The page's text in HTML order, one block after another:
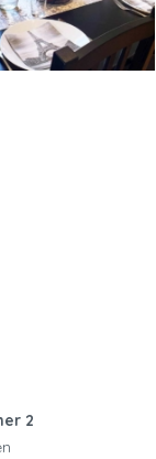
2